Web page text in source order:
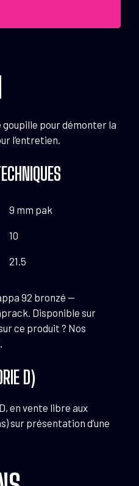
pour démonter la
l’entretien.
9 mm pak
10
21.5
92 bronzé —
Disponible sur
ce produit ? Nos
D)
en vente libre aux
sur présentation d’une